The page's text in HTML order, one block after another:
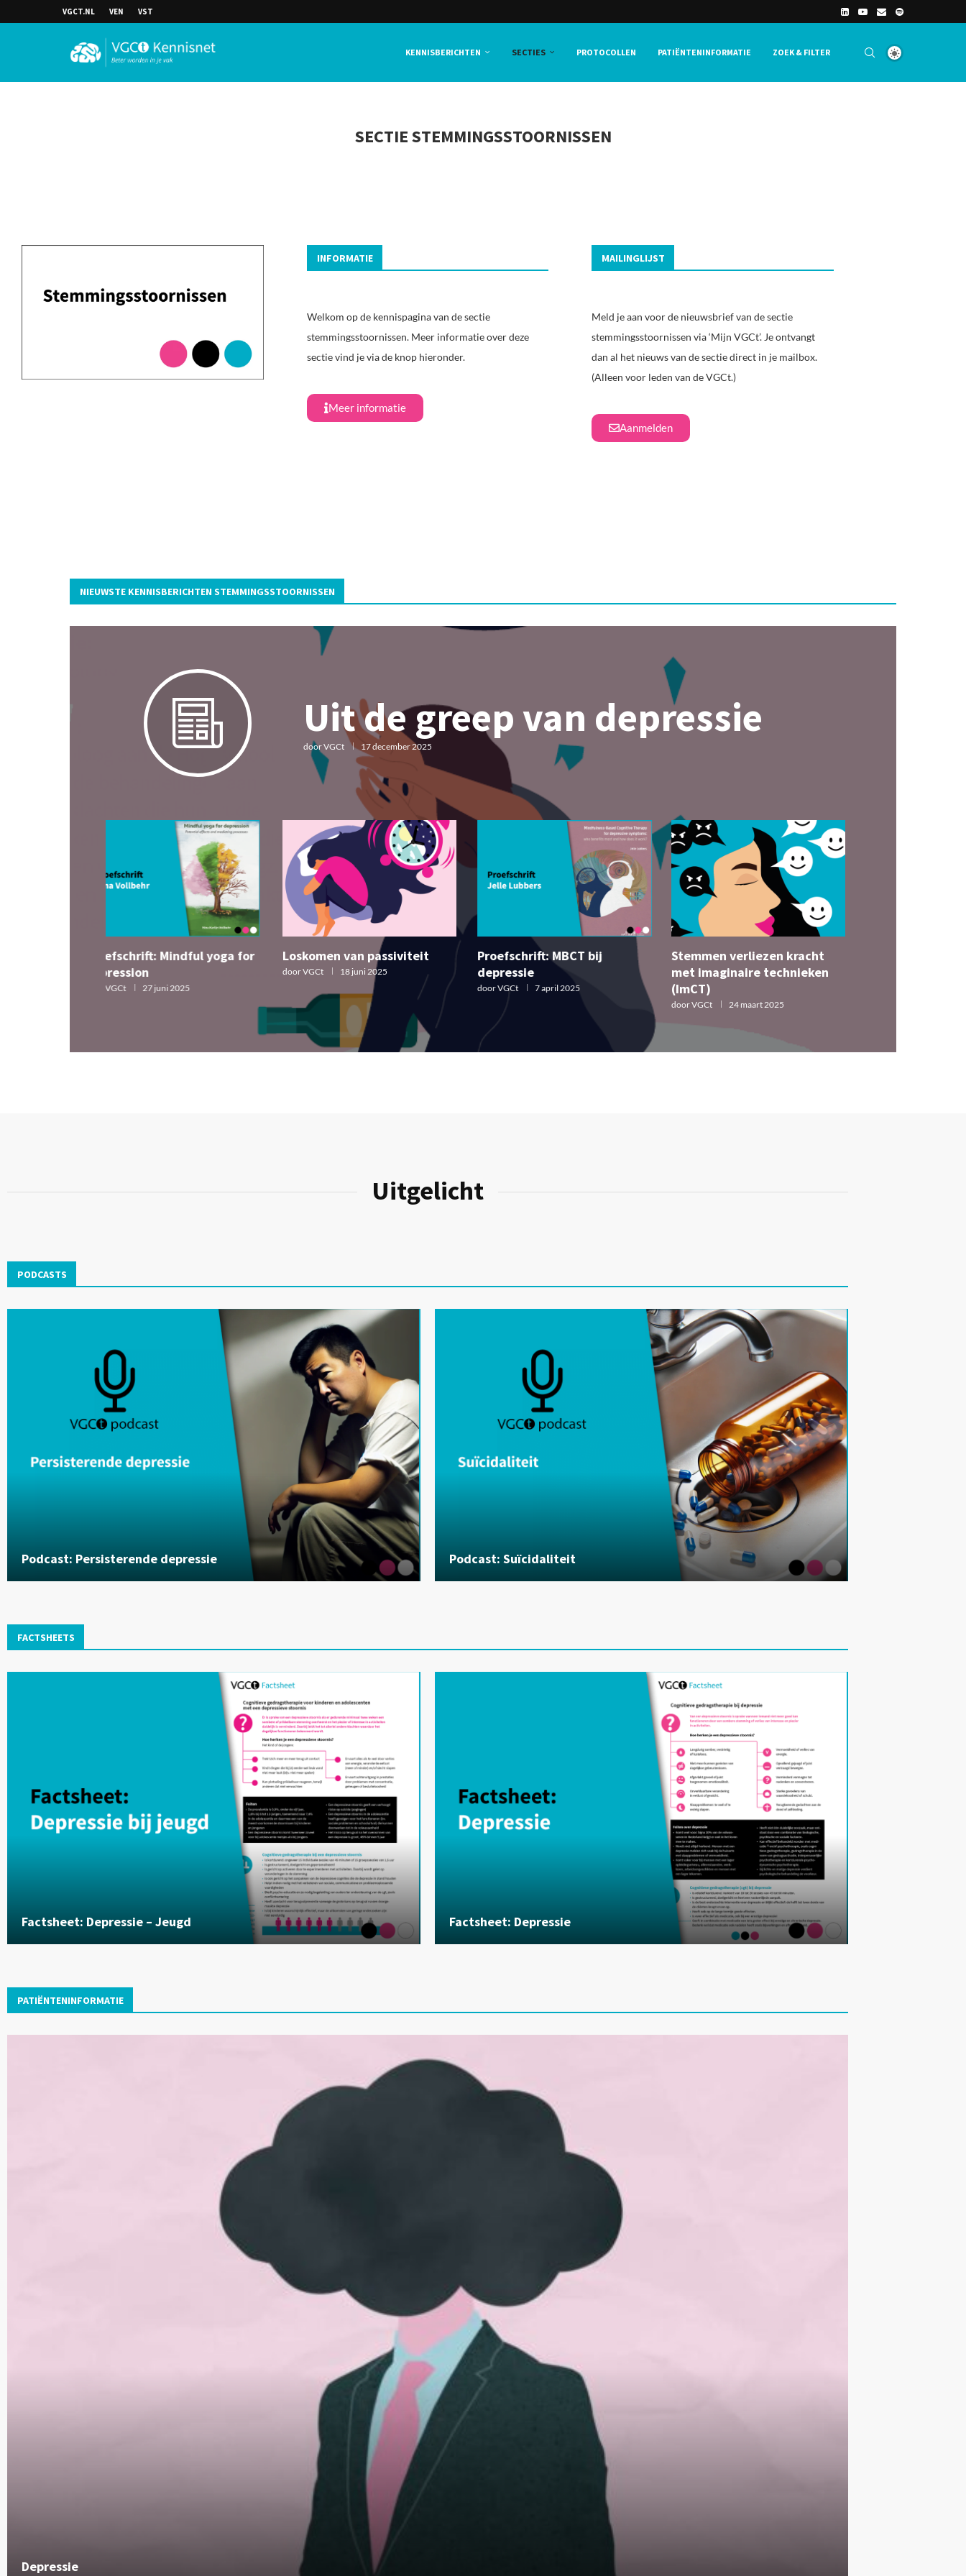
VGCT.NL VEN VST
KENNISBERICHTEN SECTIES PROTOCOLLEN PATIËNTENINFORMATIE ZOEK & FILTER
SECTIE STEMMINGSSTOORNISSEN
INFORMATIE
Welkom op de kennispagina van de sectie
stemmingsstoornissen. Meer informatie over deze
sectie vind je via de knop hieronder.
Meer informatie
MAILINGLIJST
Meld je aan voor de nieuwsbrief van de sectie
stemmingsstoornissen via ‘Mijn VGCt’. Je ontvangt
dan al het nieuws van de sectie direct in je mailbox.
(Alleen voor leden van de VGCt.)
Aanmelden
NIEUWSTE KENNISBERICHTEN STEMMINGSSTOORNISSEN
Uit de greep van depressie
doorVGCt 17 december 2025
Proefschrift: Mindful yoga for
depression
door VGCt 27 juni 2025
Loskomen van passiviteit
doorVGCt 18 juni 2025
Proefschrift: MBCT bij
depressie
doorVGCt 7 april 2025
Stemmen verliezen kracht
met imaginaire technieken
(ImCT)
doorVGCt 24 maart 2025
Uitgelicht
PODCASTS
Podcast: Persisterende depressie Podcast: Suïcidaliteit
FACTSHEETS
Factsheet: Depressie – Jeugd Factsheet: Depressie
PATIËNTENINFORMATIE
Depressie